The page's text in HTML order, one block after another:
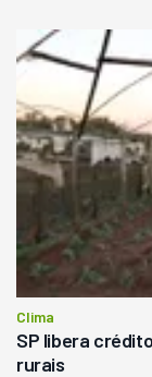
Clima
SP libera
rurais